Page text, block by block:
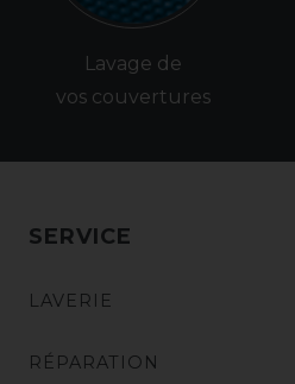
Lavage de
vos couvertures
SERVICE
LAVERIE
RÉPARATION